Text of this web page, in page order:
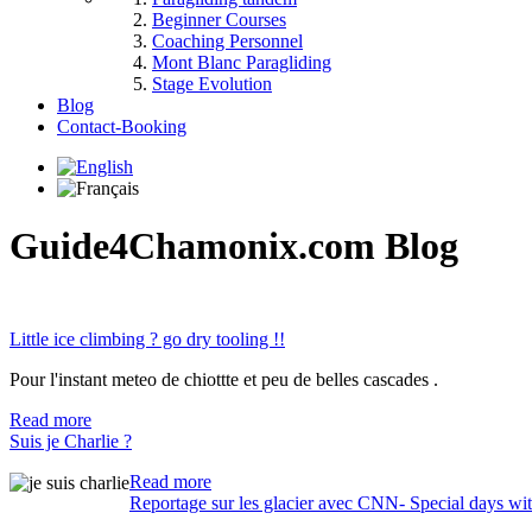
Beginner Courses
Coaching Personnel
Mont Blanc Paragliding
Stage Evolution
Blog
Contact-Booking
Guide4Chamonix.com Blog
Little ice climbing ? go dry tooling !!
Pour l'instant meteo de chiottte et peu de belles cascades .
Read more
Suis je Charlie ?
Read more
Reportage sur les glacier avec CNN- Special days